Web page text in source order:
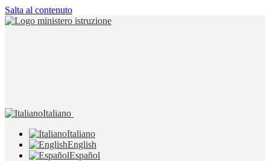
Salta al contenuto
Italiano
Italiano
English
Español